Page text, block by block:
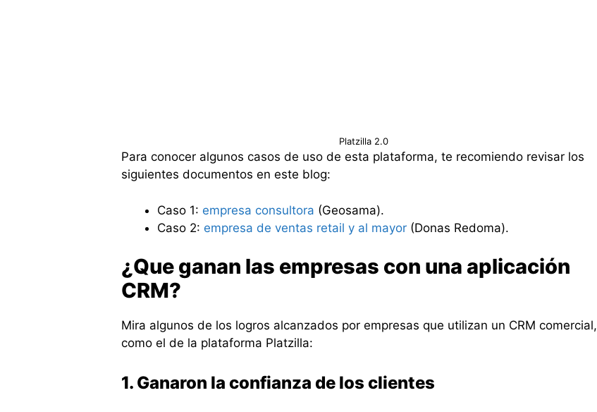
Platzilla 2.0
Para conocer algunos casos de uso de esta plataforma, te recomiendo revisar los
siguientes documentos en este blog:
Caso 1: empresa consultora (Geosama).
Caso 2: empresa de ventas retail y al mayor (Donas Redoma).
¿Que ganan las empresas con una aplicación
CRM?
Mira algunos de los logros alcanzados por empresas que utilizan un CRM comercial,
como el de la plataforma Platzilla:
1. Ganaron la confianza de los clientes